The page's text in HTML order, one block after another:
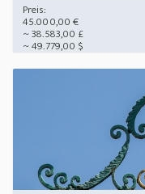
Preis:
45.000,00 €
~ 38.583,00 £
~ 49.779,00 $